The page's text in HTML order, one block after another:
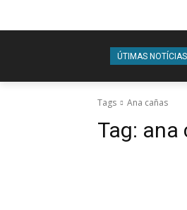
ÚTIMAS NOTÍCIAS
Tags Ana cañas
Tag: ana